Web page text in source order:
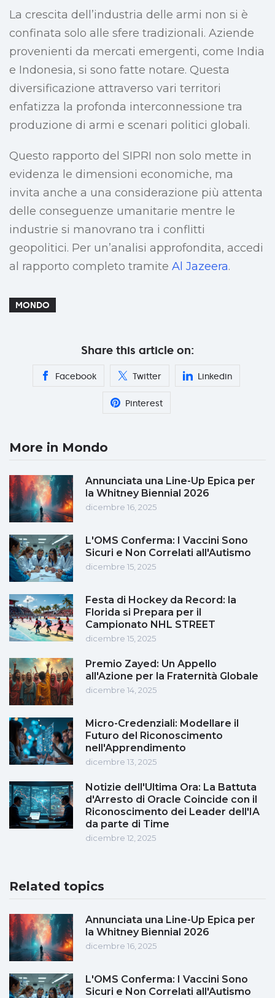
La crescita dell’industria delle armi non si è
confinata solo alle sfere tradizionali. Aziende
provenienti da mercati emergenti, come India
e Indonesia, si sono fatte notare. Questa
diversificazione attraverso vari territori
enfatizza la profonda interconnessione tra
produzione di armi e scenari politici globali.
Questo rapporto del SIPRI non solo mette in
evidenza le dimensioni economiche, ma
invita anche a una considerazione più attenta
delle conseguenze umanitarie mentre le
industrie si manovrano tra i conflitti
geopolitici. Per un’analisi approfondita, accedi
al rapporto completo tramite Al Jazeera.
MONDO
Share this article on:
Facebook Twitter Linkedin
Pinterest
More in Mondo
Annunciata una Line-Up Epica per
la Whitney Biennial 2026
dicembre 16, 2025
L'OMS Conferma: I Vaccini Sono
Sicuri e Non Correlati all'Autismo
dicembre 15, 2025
Festa di Hockey da Record: la
Florida si Prepara per il
Campionato NHL STREET
dicembre 15, 2025
Premio Zayed: Un Appello
all'Azione per la Fraternità Globale
dicembre 14, 2025
Micro-Credenziali: Modellare il
Futuro del Riconoscimento
nell'Apprendimento
dicembre 13, 2025
Notizie dell'Ultima Ora: La Battuta
d'Arresto di Oracle Coincide con il
Riconoscimento dei Leader dell'IA
da parte di Time
dicembre 12, 2025
Related topics
Annunciata una Line-Up Epica per
la Whitney Biennial 2026
dicembre 16, 2025
L'OMS Conferma: I Vaccini Sono
Sicuri e Non Correlati all'Autismo